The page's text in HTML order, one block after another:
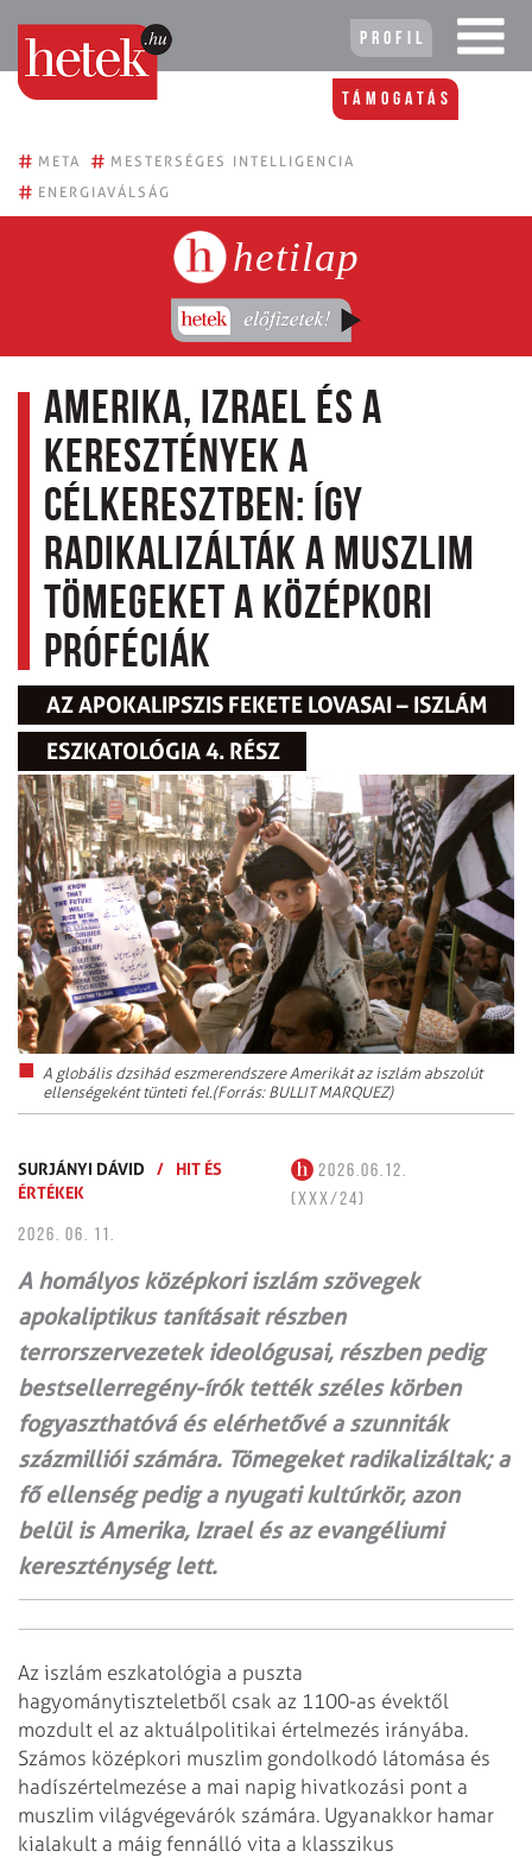
Profil
Támogatás
# META # MESTERSÉGES INTELLIGENCIA
# ENERGIAVÁLSÁG
hetilap
Amerika, Izrael és a
keresztények a
célkeresztben: Így
radikalizálták a muszlim
tömegeket a középkori
próféciák
AZ APOKALIPSZIS FEKETE LOVASAI – ISZLÁM
ESZKATOLÓGIA 4. RÉSZ
A globális dzsihád eszmerendszere Amerikát az iszlám abszolút
ellenségeként tünteti fel.(Forrás: BULLIT MARQUEZ)
SURJÁNYI DÁVID /
HIT ÉS
ÉRTÉKEK
2026.06.12.
(XXX/24)
2026. 06. 11.
A homályos középkori iszlám szövegek
apokaliptikus tanításait részben
terrorszervezetek ideológusai, részben pedig
bestsellerregény-írók tették széles körben
fogyaszthatóvá és elérhetővé a szunniták
százmilliói számára. Tömegeket radikalizáltak; a
fő ellenség pedig a nyugati kultúrkör, azon
belül is Amerika, Izrael és az evangéliumi
kereszténység lett.
Az iszlám eszkatológia a puszta
hagyománytiszteletből csak az 1100-as évektől
mozdult el az aktuálpolitikai értelmezés irányába.
Számos középkori muszlim gondolkodó látomása és
ha­díszértelmezése a mai napig hivatkozási pont a
muszlim világvége­várók számára. Ugyanakkor hamar
kialakult a máig fennálló vita a klasszikus